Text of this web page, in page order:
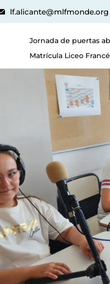
lf.alicante@mlfmonde.org
Jornada de puertas
Matrícula Liceo